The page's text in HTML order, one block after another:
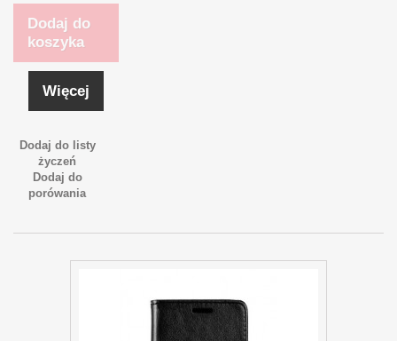
Dodaj do
koszyka
Więcej
Dodaj do listy
życzeń
Dodaj do
porówania